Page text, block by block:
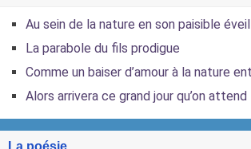
Au sein de la nature en son paisible éveil
La parabole du fils prodigue
Comme un baiser d’amour à la nature
Alors arrivera ce grand jour qu’on attend
La poésie